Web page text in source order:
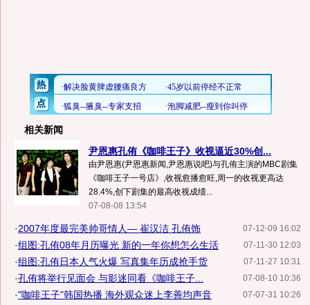
相关新闻
尹恩惠孔侑《咖啡王子》收视逼近30%创...
由尹恩惠(尹恩惠新闻,尹恩惠说吧)与孔侑主演的MBC剧集
《咖啡王子一号店》,收视愈播愈旺,周一的收视更高达
28.4%,创下剧集的最高收视成绩...
07-08-08 13:54
07-12-09 16:02
·2007年度最完美帅哥情人— 崔汉洁 孔侑饰
07-11-30 12:03
·组图:孔侑08年月历曝光 新的一年你想怎么生活
07-11-27 10:31
·组图:孔侑日本人气火爆 写真集年历成抢手货
07-08-10 10:36
·孔侑将举行见面会 与影迷同看《咖啡王子...
07-07-31 10:26
·"咖啡王子"韩国热播 海外观众迷上李善均声音